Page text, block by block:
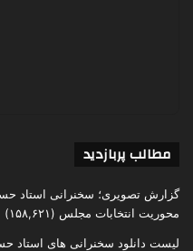
مطالب پربازدید
گزارش تصویری؛ سخنرانی استاد
محوریت انتخابات مجلس (۱۵۸,۶۲۱)
لیست دانلود سخنرانی های استاد حسن عباسی